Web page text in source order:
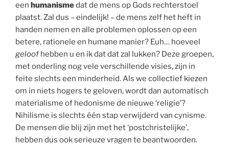
een humanismedat de mens op Gods rechterstoel
plaatst. Zal dus – eindelijk! – de mens zelf het heft in
handen nemen en alle problemen oplossen op een
betere, rationele en humane manier? Euh… hoeveel
geloofhebben u en ik dat dat zal lukken? Deze groepen,
met onderling nog vele verschillende visies, zijn in
feite slechts een minderheid. Als we collectief kiezen
om in niets hogers te geloven, wordt dan automatisch
materialisme of hedonisme de nieuwe ‘religie’?
Nihilisme is slechts één stap verwijderd van cynisme.
De mensen die blij zijn met het ‘postchristelijke’,
hebben dus ook serieuze vragen te beantwoorden.